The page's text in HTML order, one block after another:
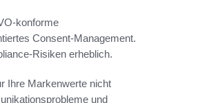
konforme
Consent-Management.
Risiken erheblich.
Ihre Markenwerte nicht
und